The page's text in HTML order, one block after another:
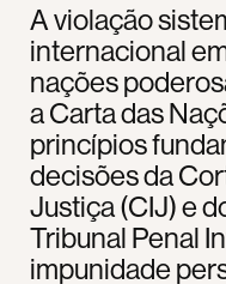
A violação
internacional
nações
a Carta das
princípios
decisões da
Justiça (CIJ) e
Tribunal Penal
impunidade